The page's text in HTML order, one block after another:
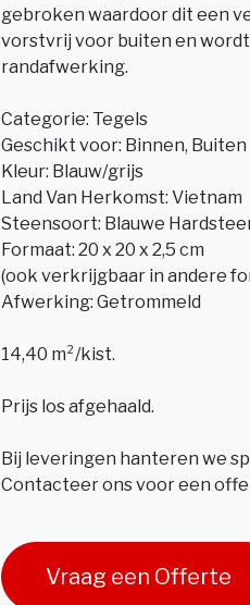
gebroken waardoor dit een
vorstvrij voor buiten en
randafwerking.
Categorie: Tegels
Geschikt voor: Binnen, Buiten
Kleur: Blauw/grijs
Land Van Herkomst: Vietnam
Steensoort: Blauwe
Formaat: 20 x 20 x 2,5 cm
(ook verkrijgbaar in andere
Afwerking: Getrommeld
14,40 m²/kist.
Prijs los afgehaald.
Bij leveringen hanteren we
Contacteer ons voor een
Vraag een Offerte